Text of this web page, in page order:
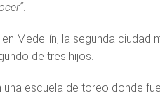
.
Medellín, la segunda
de tres hijos.
escuela de toreo donde